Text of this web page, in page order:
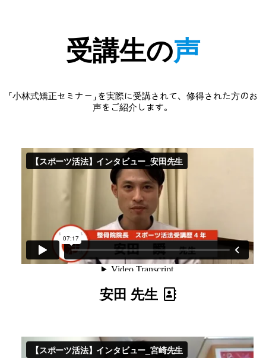
受講生の声
「小林式矯正セミナー」を実際に受講されて、修得された方のお
声をご紹介します。
安田 先生